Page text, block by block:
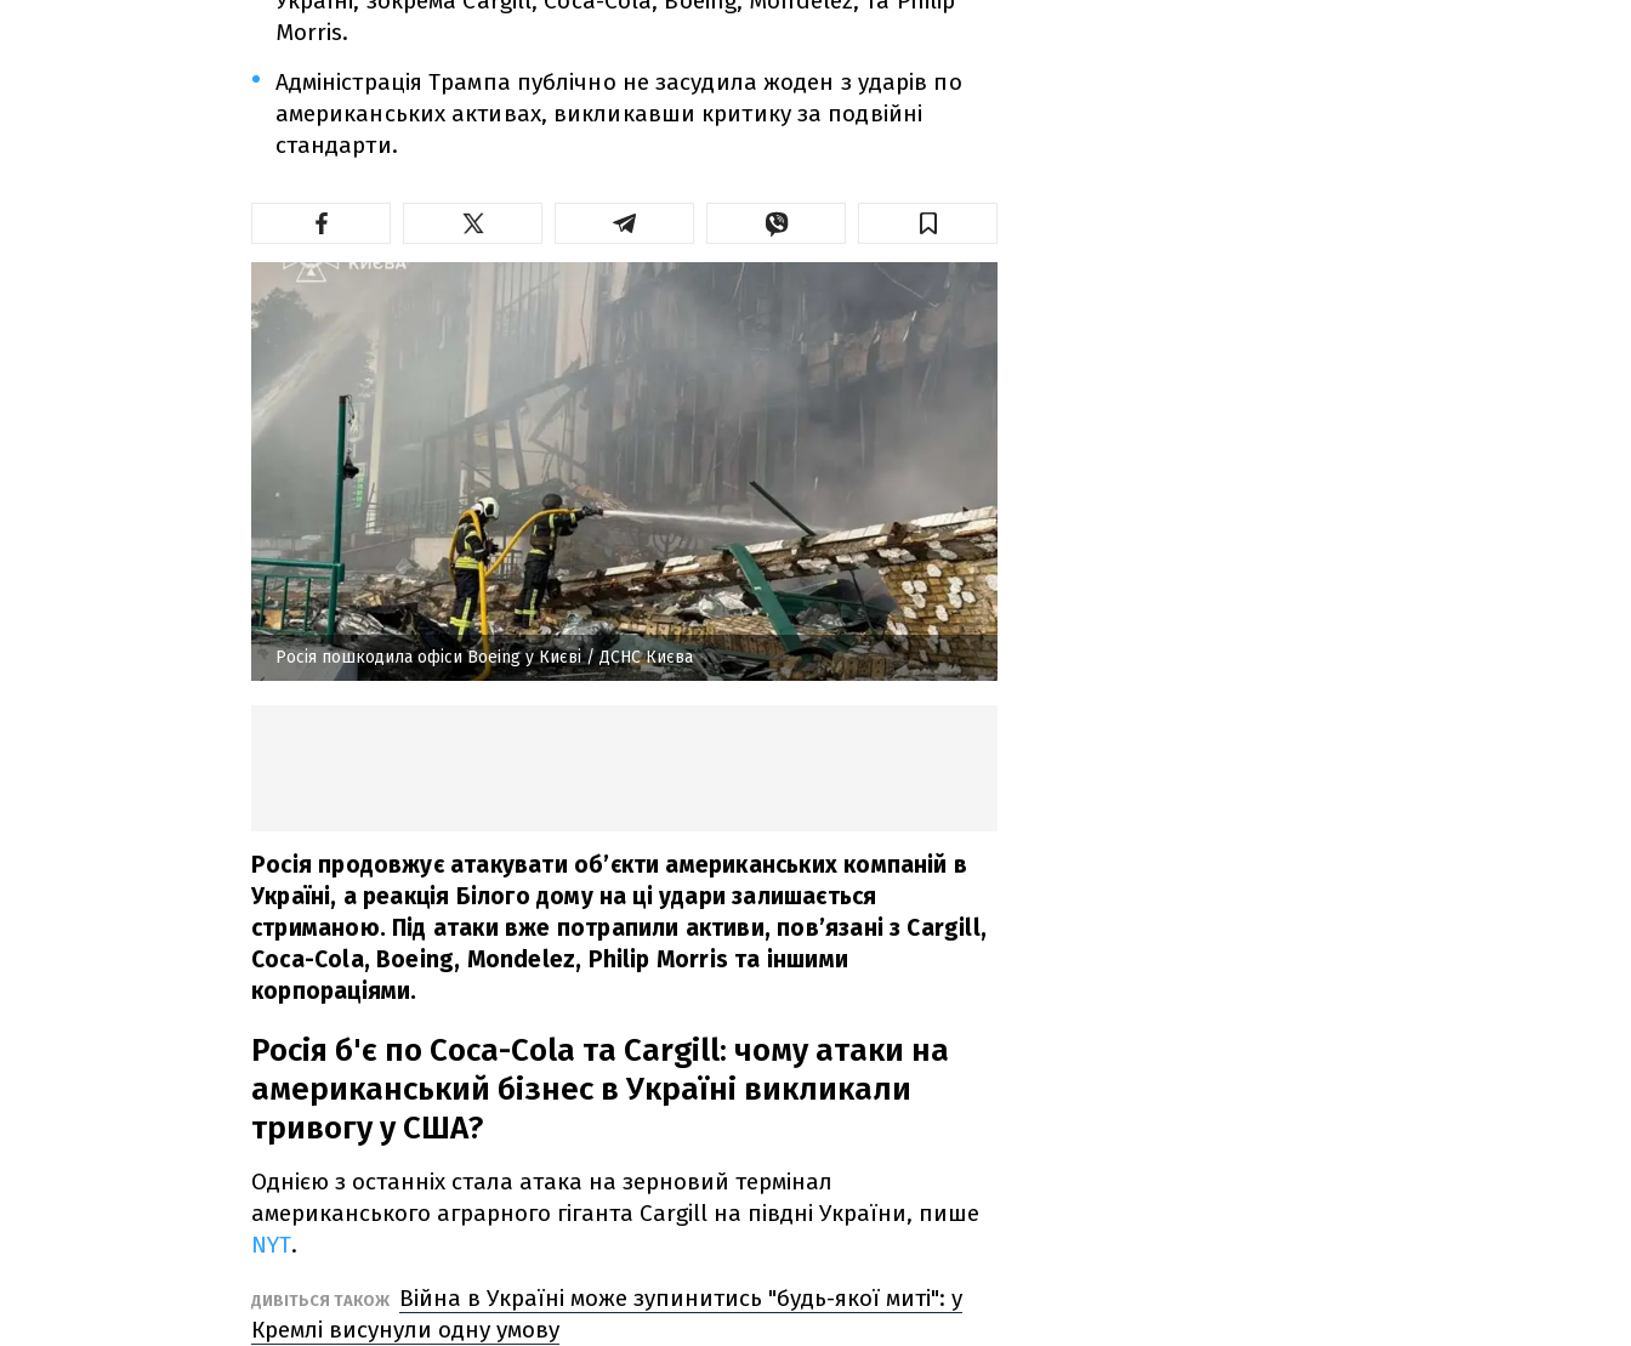
Morris.
Адміністрація Трампа публічно не засудила жоден з ударів по
американських активах, викликавши критику за подвійні
стандарти.
Росія пошкодила офіси Boeing у Києві/ ДСНС Києва
Росія продовжує атакувати об’єкти американських компаній в
Україні, а реакція Білого дому на ці удари залишається
стриманою. Під атаки вже потрапили активи, пов’язані з Cargill,
Coca-Cola, Boeing, Mondelez, Philip Morris та іншими
корпораціями.
Росія б'є по Coca-Cola та Cargill: чому атаки на
американський бізнес в Україні викликали
тривогу у США?
Однією з останніх стала атака на зерновий термінал
американського аграрного гіганта Cargill на півдні України, пише
NYT.
ДИВІТЬСЯ ТАКОЖ
Війна в Україні може зупинитись "будь-якої миті": у
Кремлі висунули одну умову